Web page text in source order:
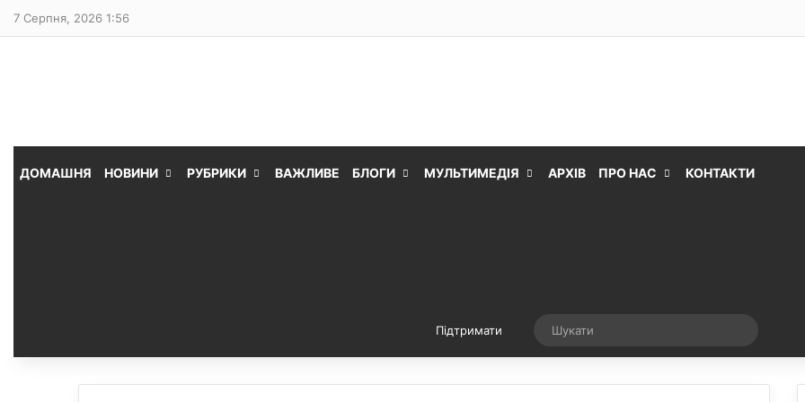
7 Серпня, 2026 1:56
ДОМАШНЯ НОВИНИ РУБРИКИ ВАЖЛИВЕ БЛОГИ МУЛЬТИМЕДІЯ АРХІВ ПРО НАС КОНТАКТИ
Підтримати Випадкова стаття